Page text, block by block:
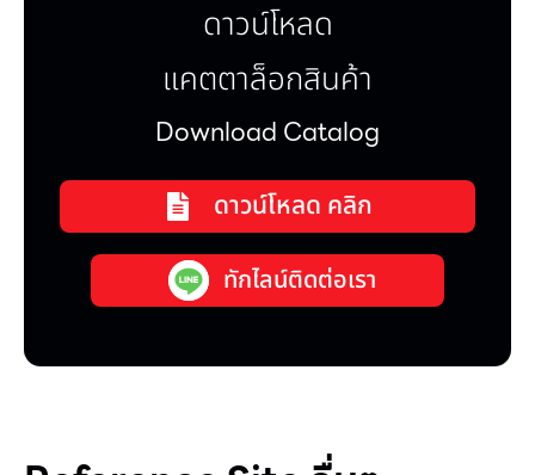
ดาวน์โหลด
แคตตาล็อกสินค้า
Download Catalog
ดาวน์โหลด คลิก
ทักไลน์ติดต่อเรา